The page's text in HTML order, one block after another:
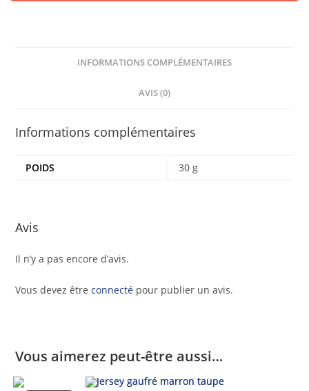
INFORMATIONS COMPLÉMENTAIRES
AVIS (0)
Informations complémentaires
POIDS 30 g
Avis
Il n’y a pas encore d’avis.
Vous devez êtreconnecté pour publier un avis.
Vous aimerez peut-être aussi…